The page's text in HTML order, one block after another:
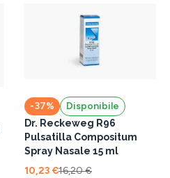
-37% Disponibile
Dr. Reckeweg R96
Pulsatilla Compositum
Spray Nasale 15 ml
10,23 €16,20 €